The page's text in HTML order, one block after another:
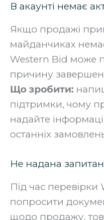
В акаунті немає
Якщо продажі
майданчиках
Western Bid може
причину
Що зробити:
підтримки, чому
надайте
останніх
Не надана
Під час
попросити
щодо продажу,